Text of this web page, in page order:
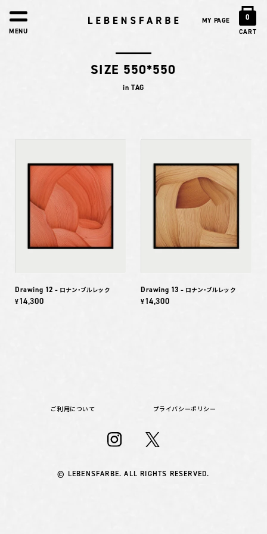
MY PAGE 0
CART
MENU
SIZE 550*550
in TAG
Drawing 12 – ロナン・ブルレック
¥14,300
Drawing 13 – ロナン・ブルレック
¥14,300
ご利用について プライバシーポリシー
© LEBENSFARBE. ALL RIGHTS RESERVED.